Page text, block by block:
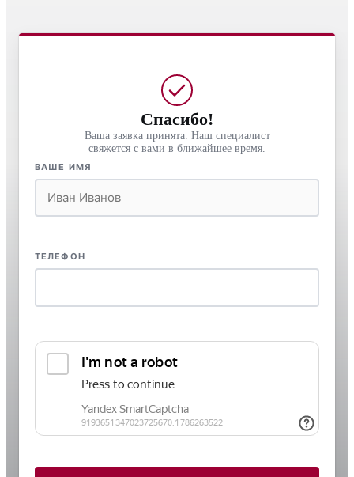
Спасибо!
Ваша заявка принята. Наш специалист
свяжется с вами в ближайшее время.
ВАШЕ ИМЯ
ТЕЛЕФОН